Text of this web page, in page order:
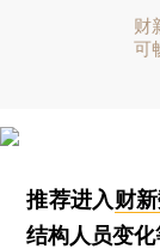
财
可
推荐进入财
结构人员变化